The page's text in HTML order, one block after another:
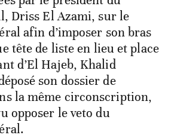
Driss El Azami, sur le
afin d’imposer son bras
tête de liste en lieu et place
d’El Hajeb, Khalid
son dossier de
la même circonscription,
opposer le veto du